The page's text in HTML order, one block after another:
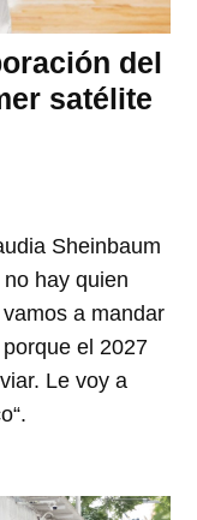
del
satélite
Sheinbaum
hay quien
a mandar
el 2027
Le voy a